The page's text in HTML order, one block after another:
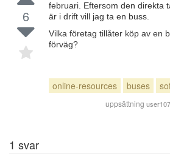
6
februari. Eftersom den direkta
är i drift vill jag ta en buss.
Vilka företag tillåter köp av en
förväg?
online-resources buses
uppsättning
1 svar